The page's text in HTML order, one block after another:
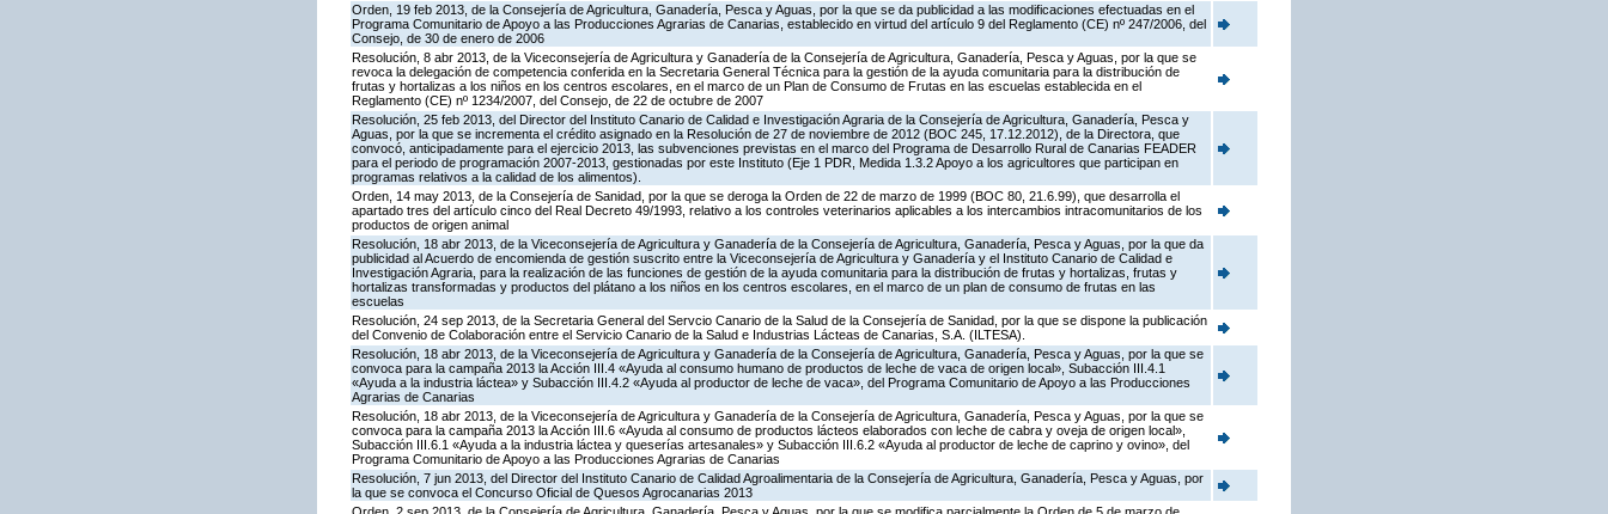
Orden, 19 feb 2013, de la Consejería de Agricultura, Ganadería, Pesca y Aguas, por la que se da publicidad a las modificaciones efectuadas en el
Programa Comunitario de Apoyo a las Producciones Agrarias de Canarias, establecido en virtud del artículo 9 del Reglamento (CE) nº 247/2006, del
Consejo, de 30 de enero de 2006
Resolución, 8 abr 2013, de la Viceconsejería de Agricultura y Ganadería de la Consejería de Agricultura, Ganadería, Pesca y Aguas, por la que se
revoca la delegación de competencia conferida en la Secretaria General Técnica para la gestión de la ayuda comunitaria para la distribución de
frutas y hortalizas a los niños en los centros escolares, en el marco de un Plan de Consumo de Frutas en las escuelas establecida en el
Reglamento (CE) nº 1234/2007, del Consejo, de 22 de octubre de 2007
Resolución, 25 feb 2013, del Director del Instituto Canario de Calidad e Investigación Agraria de la Consejería de Agricultura, Ganadería, Pesca y
Aguas, por la que se incrementa el crédito asignado en la Resolución de 27 de noviembre de 2012 (BOC 245, 17.12.2012), de la Directora, que
convocó, anticipadamente para el ejercicio 2013, las subvenciones previstas en el marco del Programa de Desarrollo Rural de Canarias FEADER
para el periodo de programación 2007-2013, gestionadas por este Instituto (Eje 1 PDR, Medida 1.3.2 Apoyo a los agricultores que participan en
programas relativos a la calidad de los alimentos).
Orden, 14 may 2013, de la Consejería de Sanidad, por la que se deroga la Orden de 22 de marzo de 1999 (BOC 80, 21.6.99), que desarrolla el
apartado tres del artículo cinco del Real Decreto 49/1993, relativo a los controles veterinarios aplicables a los intercambios intracomunitarios de los
productos de origen animal
Resolución, 18 abr 2013, de la Viceconsejería de Agricultura y Ganadería de la Consejería de Agricultura, Ganadería, Pesca y Aguas, por la que da
publicidad al Acuerdo de encomienda de gestión suscrito entre la Viceconsejería de Agricultura y Ganadería y el Instituto Canario de Calidad e
Investigación Agraria, para la realización de las funciones de gestión de la ayuda comunitaria para la distribución de frutas y hortalizas, frutas y
hortalizas transformadas y productos del plátano a los niños en los centros escolares, en el marco de un plan de consumo de frutas en las
escuelas
Resolución, 24 sep 2013, de la Secretaria General del Servcio Canario de la Salud de la Consejería de Sanidad, por la que se dispone la publicación
del Convenio de Colaboración entre el Servicio Canario de la Salud e Industrias Lácteas de Canarias, S.A. (ILTESA).
Resolución, 18 abr 2013, de la Viceconsejería de Agricultura y Ganadería de la Consejería de Agricultura, Ganadería, Pesca y Aguas, por la que se
convoca para la campaña 2013 la Acción III.4 «Ayuda al consumo humano de productos de leche de vaca de origen local», Subacción III.4.1
«Ayuda a la industria láctea» y Subacción III.4.2 «Ayuda al productor de leche de vaca», del Programa Comunitario de Apoyo a las Producciones
Agrarias de Canarias
Resolución, 18 abr 2013, de la Viceconsejería de Agricultura y Ganadería de la Consejería de Agricultura, Ganadería, Pesca y Aguas, por la que se
convoca para la campaña 2013 la Acción III.6 «Ayuda al consumo de productos lácteos elaborados con leche de cabra y oveja de origen local»,
Subacción III.6.1 «Ayuda a la industria láctea y queserías artesanales» y Subacción III.6.2 «Ayuda al productor de leche de caprino y ovino», del
Programa Comunitario de Apoyo a las Producciones Agrarias de Canarias
Resolución, 7 jun 2013, del Director del Instituto Canario de Calidad Agroalimentaria de la Consejería de Agricultura, Ganadería, Pesca y Aguas, por
la que se convoca el Concurso Oficial de Quesos Agrocanarias 2013